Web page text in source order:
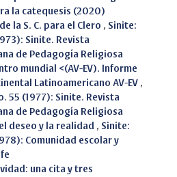
la catequesis (2020)
la S. C. para el Clero , Sinite:
Sinite. Revista
de Pedagogía Religiosa
mundial <(AV-EV). Informe
Latinoamericano AV-EV ,
55 (1977): Sinite. Revista
de Pedagogía Religiosa
deseo y la realidad , Sinite:
Comunidad escolar y
una cita y tres